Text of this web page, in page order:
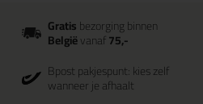
Gratisbezorging binnen
Belgiëvanaf75,-
Bpost pakjespunt: kies zelf
wanneer je afhaalt